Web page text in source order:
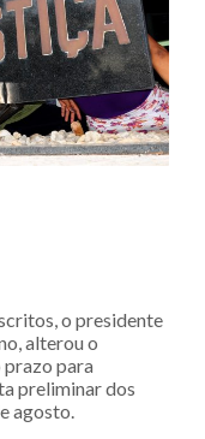
o presidente
alterou o
para
preliminar dos
agosto.